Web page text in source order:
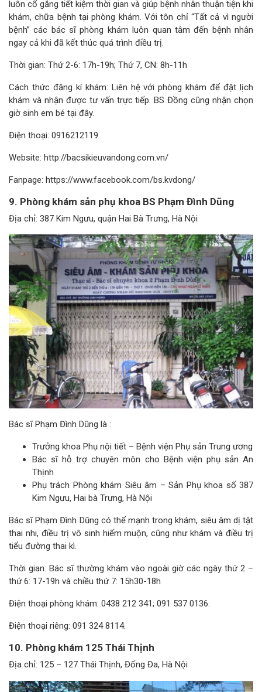
luôn cố gắng tiết kiệm thời gian và giúp bệnh nhân thuận tiện khi
khám, chữa bệnh tại phòng khám. Với tôn chỉ “Tất cả vì người
bệnh” các bác sĩ phòng khám luôn quan tâm đến bệnh nhân
ngay cả khi đã kết thúc quá trình điều trị.
Thời gian: Thứ 2-6: 17h-19h; Thứ 7, CN: 8h-11h
Cách thức đăng kí khám: Liên hệ với phòng khám để đặt lịch
khám và nhận được tư vấn trực tiếp. BS Đồng cũng nhận chọn
giờ sinh em bé tại đây.
Điện thoại: 0916212119
Website: http://bacsikieuvandong.com.vn/
Fanpage: https://www.facebook.com/bs.kvdong/
9. Phòng khám sản phụ khoa BS Phạm Đình Dũng
Địa chỉ: 387 Kim Ngưu, quận Hai Bà Trưng, Hà Nội
Bác sĩ Phạm Đình Dũng là :
Trưởng khoa Phụ nội tiết – Bệnh viện Phụ sản Trung ương
Bác sĩ hỗ trợ chuyên môn cho Bệnh viện phụ sản An
Thịnh
Phụ trách Phòng khám Siêu âm – Sản Phụ khoa số 387
Kim Ngưu, Hai bà Trưng, Hà Nội
Bác sĩ Phạm Đình Dũng có thế mạnh trong khám, siêu âm dị tật
thai nhi, điều trị vô sinh hiếm muộn, cũng như khám và điều trị
tiểu đường thai kì.
Thời gian: Bác sĩ thường khám vào ngoài giờ các ngày thứ 2 –
thứ 6: 17-19h và chiều thứ 7: 15h30-18h
Điện thoại phòng khám: 0438 212 341; 091 537 0136.
Điện thoại riêng: 091 324 8114.
10. Phòng khám 125 Thái Thịnh
Địa chỉ: 125 – 127 Thái Thịnh, Đống Đa, Hà Nội